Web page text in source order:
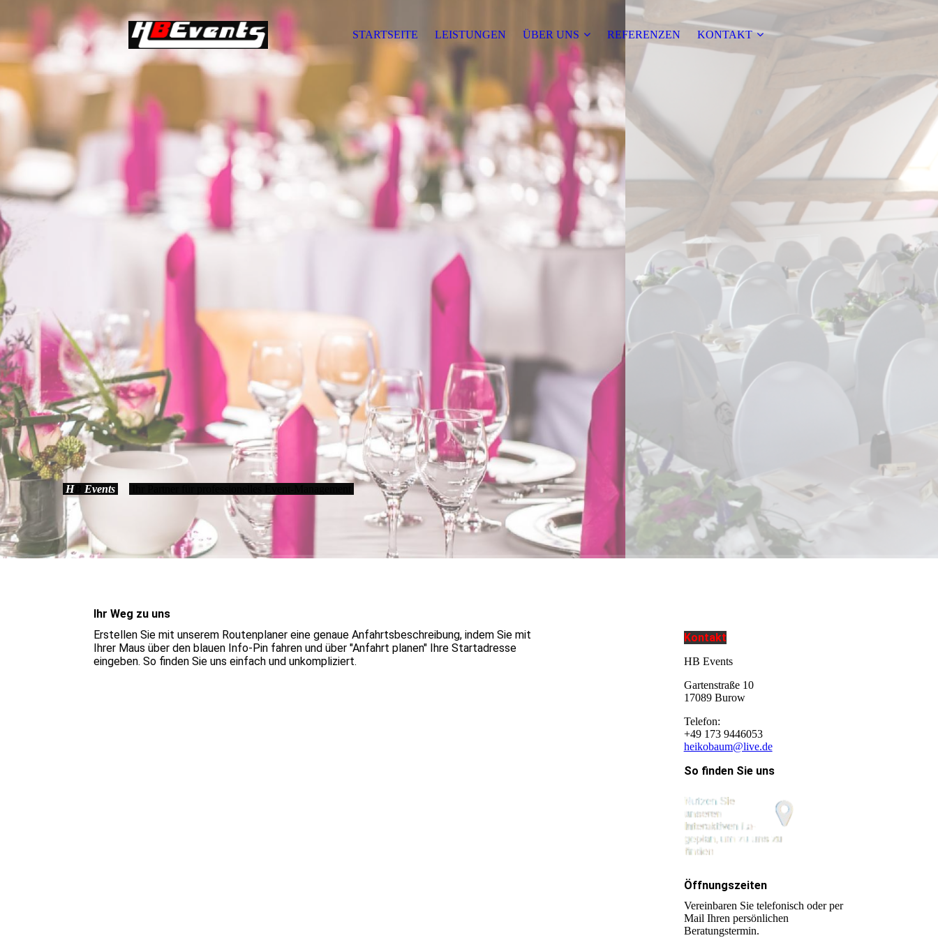
STARTSEITE LEISTUNGEN ÜBER UNS REFERENZEN KONTAKT
HB Events
Ihr Weg zu uns
Erstellen Sie mit unserem Routenplaner eine genaue Anfahrtsbeschreibung, indem Sie mit
Ihrer Maus über den blauen Info-Pin fahren und über "Anfahrt planen" Ihre Startadresse
eingeben. So finden Sie uns einfach und unkompliziert.
Kontakt
HB Events
Gartenstraße 10
17089 Burow
Telefon:
+49 173 9446053
heikobaum@live.de
So finden Sie uns
Öffnungszeiten
Vereinbaren Sie telefonisch oder per
Mail Ihren persönlichen
Beratungstermin.